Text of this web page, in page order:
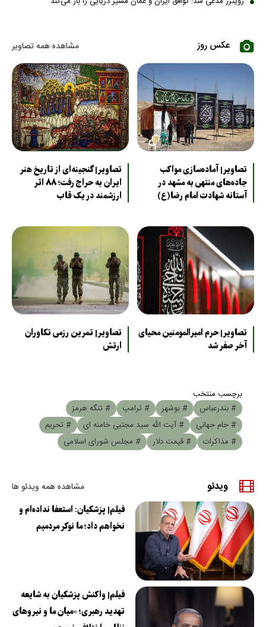
عکس روز مشاهده همه تصاویر
تصاویر| آماده‌سازی مواکب
جاده‌های منتهی به مشهد در
آستانه شهادت امام رضا(ع)
تصاویر| گنجینه‌ای از تاریخ هنر
ایران به حراج رفت؛ ۸۸ اثر
ارزشمند در یک قاب
تصاویر| حرم امیرالمومنین محیای
آخر صفر شد
تصاویر| تمرین رزمی تکاوران
ارتش
برچسب منتخب
# بندرعباس
# بوشهر # ترامپ
# تنگه هرمز
# جام جهانی
# آیت الله سید مجتبی خامنه ای
# تحریم
# مذاکرات
# قیمت دلار # مجلس شورای اسلامی
ویدئو مشاهده همه ویدئو ها
فیلم| پزشکیان: استعفا نداده‌ام و
نخواهم داد؛ ما نوکر مردمیم
فیلم| واکنش پزشکیان به شایعه
تهدید رهبری؛ «میان ما و نیروهای